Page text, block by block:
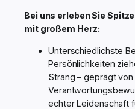
Bei uns erleben Sie
mit großem Herz:
Unterschiedlichste
Persönlichkeiten
Strang – geprägt von
echter Leidenschaft